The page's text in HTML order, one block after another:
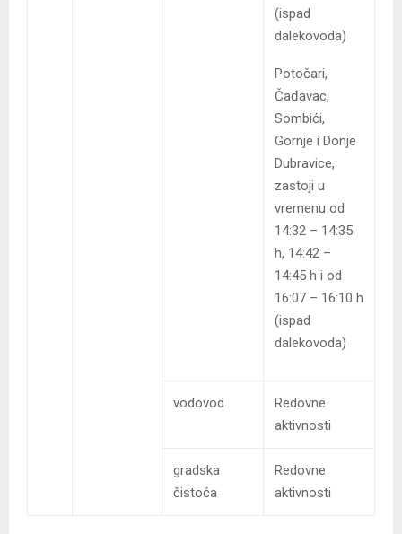
(ispad
dalekovoda)
Potočari,
Čađavac,
Sombići,
Gornje i Donje
Dubravice,
zastoji u
vremenu od
14:32 – 14:35
h, 14:42 –
14:45 h i od
16:07 – 16:10 h
(ispad
dalekovoda)
vodovod
Redovne
aktivnosti
gradska
čistoća
Redovne
aktivnosti